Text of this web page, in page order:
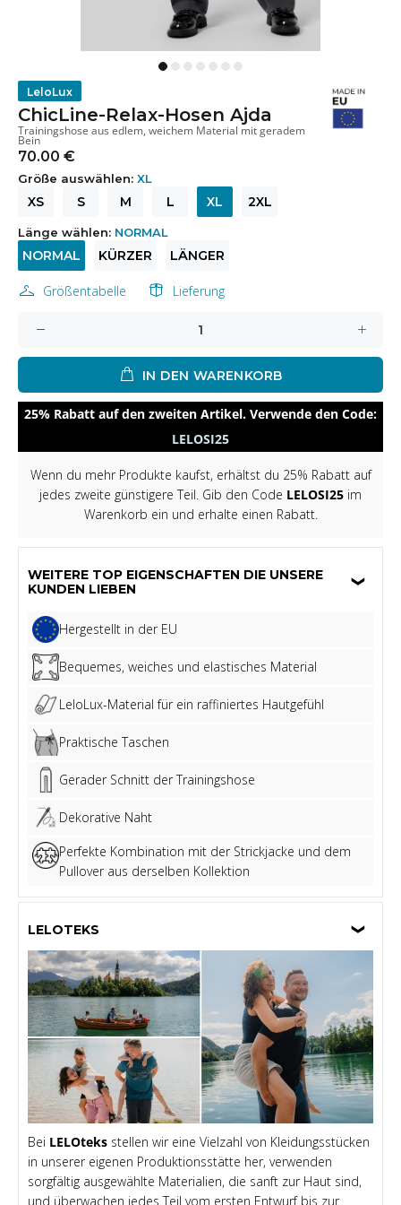
LeloLux
ChicLine-Relax-Hosen Ajda
Trainingshose aus edlem, weichem Material mit geradem
Bein
70.00 €
Größe auswählen: XL
XS S M L XL 2XL
Länge wählen: NORMAL
NORMAL KÜRZER LÄNGER
Größentabelle Lieferung
IN DEN WARENKORB
25% Rabatt auf den zweiten Artikel. Verwende den Code:
LELOSI25
Wenn du mehr Produkte kaufst, erhältst du 25% Rabatt auf
jedes zweite günstigere Teil. Gib den Code LELOSI25 im
Warenkorb ein und erhalte einen Rabatt.
WEITERE TOP EIGENSCHAFTEN DIE UNSERE
KUNDEN LIEBEN
Hergestellt in der EU
Bequemes, weiches und elastisches Material
LeloLux-Material für ein raffiniertes Hautgefühl
Praktische Taschen
Gerader Schnitt der Trainingshose
Dekorative Naht
Perfekte Kombination mit der Strickjacke und dem
Pullover aus derselben Kollektion
LELOTEKS
Bei LELOteks stellen wir eine Vielzahl von Kleidungsstücken
in unserer eigenen Produktionsstätte her, verwenden
sorgfältig ausgewählte Materialien, die sanft zur Haut sind,
und überwachen jedes Teil vom ersten Entwurf bis zur